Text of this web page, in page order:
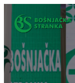
Idi
na
sadržaj